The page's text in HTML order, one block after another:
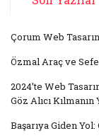
Çorum Web
Özmal Araç ve
2024’te Web
Göz Alıcı Kılmanın
Başarıya Giden